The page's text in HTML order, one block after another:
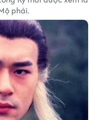
phái.